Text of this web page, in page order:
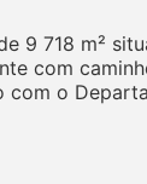
9 718 m²
com
o